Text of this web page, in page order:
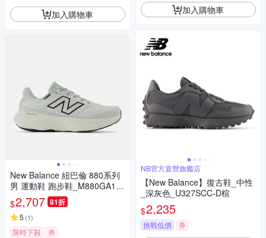
加入購物車
New Balance 紐巴倫 880系列
男 運動鞋 跑步鞋_M880GA15-
2E
$2,707 81折
5 (1)
限時下殺 券
加入購物車
NB官方直營旗艦店
【New Balance】復古鞋_中性
_深灰色_U327SCC-D楦
$2,235
挑戰低價 券